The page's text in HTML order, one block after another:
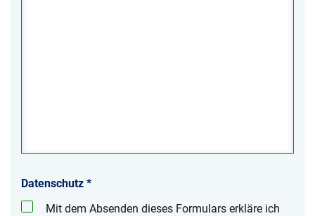
Datenschutz *
Mit dem Absenden dieses Formulars erkläre ich